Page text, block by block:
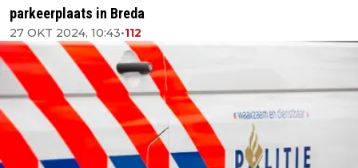
parkeerplaats in Breda
27 OKT 2024, 10:43•112